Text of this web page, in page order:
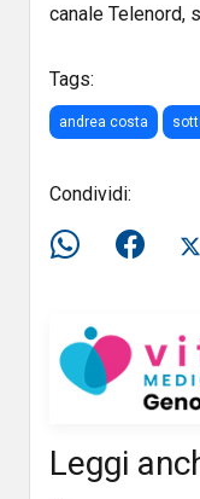
canale Telenord,
Tags:
andrea costa
Condividi:
Leggi